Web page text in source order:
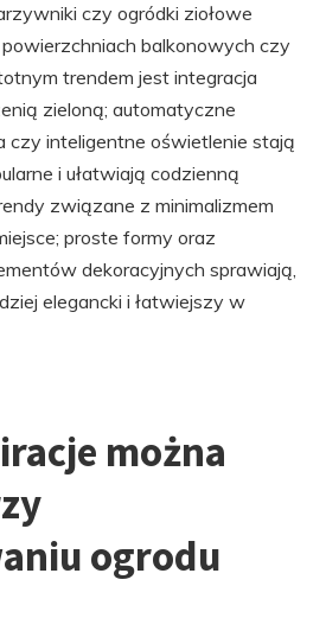
czy ogródki ziołowe
balkonowych czy
trendem jest integracja
zieloną; automatyczne
czy inteligentne oświetlenie stają
i ułatwiają codzienną
związane z minimalizmem
proste formy oraz
dekoracyjnych sprawiają,
elegancki i łatwiejszy w
można
ogrodu